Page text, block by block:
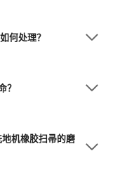
何处理？
？
机橡胶扫帚的磨